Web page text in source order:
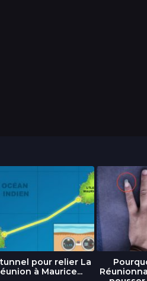
pour relier La
à Maurice...